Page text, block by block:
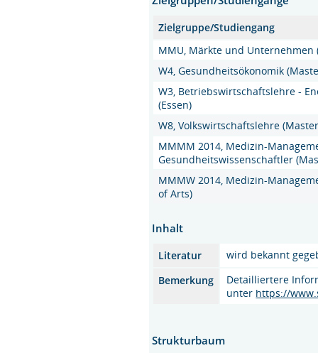
Zielgruppe/Studiengang
MMU, Märkte und Unternehmen
W4, Gesundheitsökonomik
W3, Betriebswirtschaftslehre -
(Essen)
W8, Volkswirtschaftslehre
MMMM 2014, Medizin-
Gesundheitswissenschaftler
MMMW 2014, Medizin-
of Arts)
Inhalt
Literatur
wird bekannt
Bemerkung
Detailliertere
unter https://
Strukturbaum